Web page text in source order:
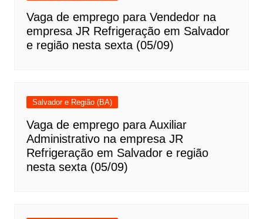
Vaga de emprego para Vendedor na
empresa JR Refrigeração em Salvador
e região nesta sexta (05/09)
Salvador e Região (BA)
Vaga de emprego para Auxiliar
Administrativo na empresa JR
Refrigeração em Salvador e região
nesta sexta (05/09)